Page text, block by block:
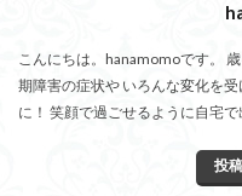
こんにちは。hanamomoです。
期障害の症状や いろんな変化を
に！ 笑顔で過ごせるように自宅
投